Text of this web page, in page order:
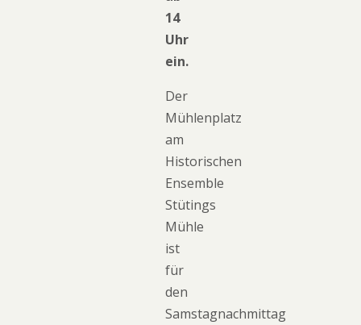
14
Uhr
ein.
Der
Mühlenplatz
am
Historischen
Ensemble
Stütings
Mühle
ist
für
den
Samstagnachmittag